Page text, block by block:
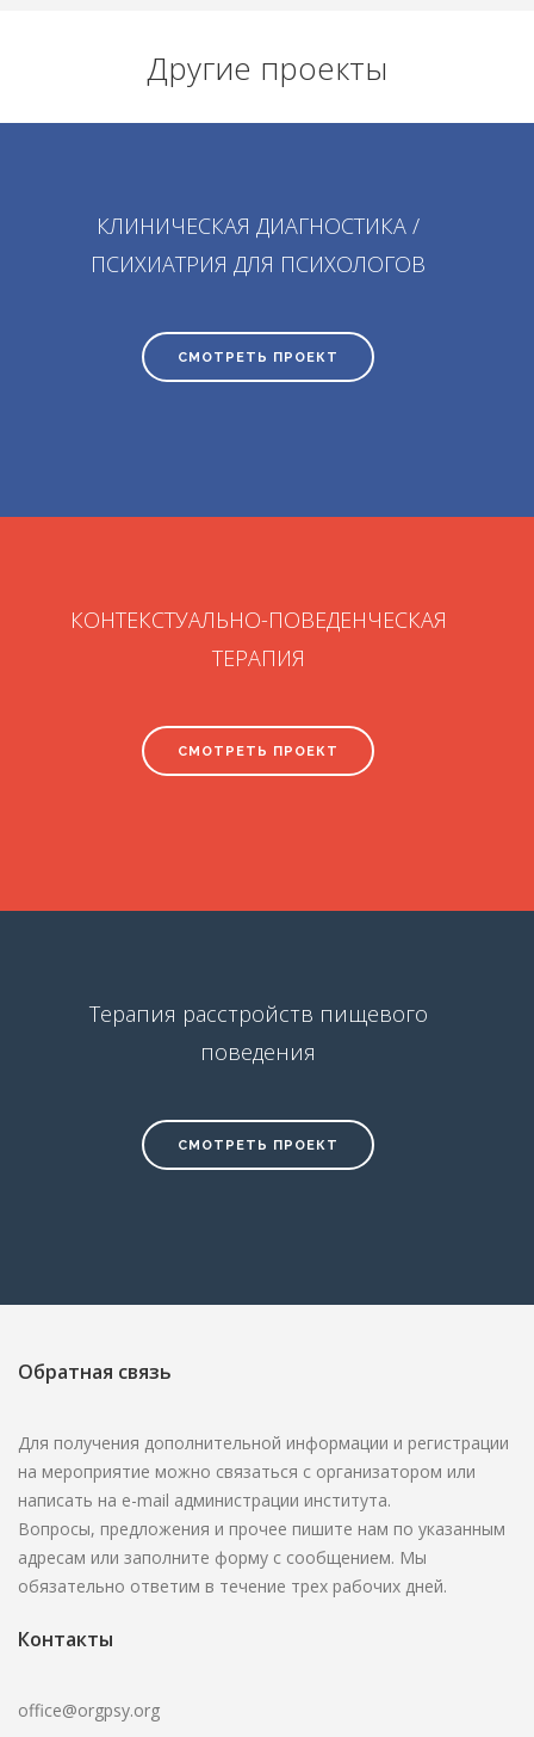
Другие проекты
КЛИНИЧЕСКАЯ ДИАГНОСТИКА /
ПСИХИАТРИЯ ДЛЯ ПСИХОЛОГОВ
СМОТРЕТЬ ПРОЕКТ
КОНТЕКСТУАЛЬНО-ПОВЕДЕНЧЕСКАЯ
ТЕРАПИЯ
СМОТРЕТЬ ПРОЕКТ
Терапия расстройств пищевого
поведения
СМОТРЕТЬ ПРОЕКТ
Обратная связь
Для получения дополнительной информации и регистрации
на мероприятие можно связаться с организатором или
написать на e-mail администрации института.
Вопросы, предложения и прочее пишите нам по указанным
адресам или заполните форму с сообщением. Мы
обязательно ответим в течение трех рабочих дней.
Контакты
office@orgpsy.org